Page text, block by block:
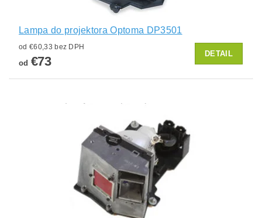
Lampa do projektora Optoma DP3501
od €60,33 bez DPH
od €73
DETAIL